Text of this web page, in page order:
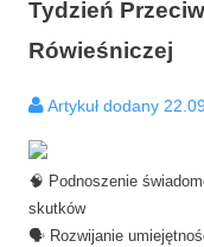
Tydzień
Rówieśniczej
Artykuł dodany
🧠 Podnoszenie
skutków
🗣️ Rozwijanie